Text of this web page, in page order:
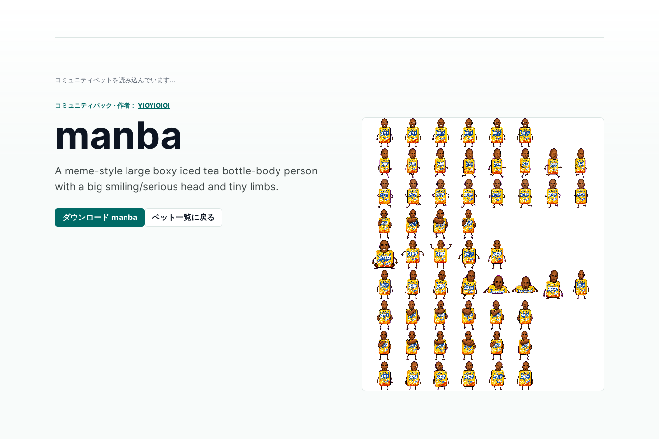
コミュニティペットを読み込んでいます...
コミュニティパック · 作者： YIOYIOIOI
manba
A meme-style large boxy iced tea bottle-body person
with a big smiling/serious head and tiny limbs.
ダウンロード manba ペット一覧に戻る